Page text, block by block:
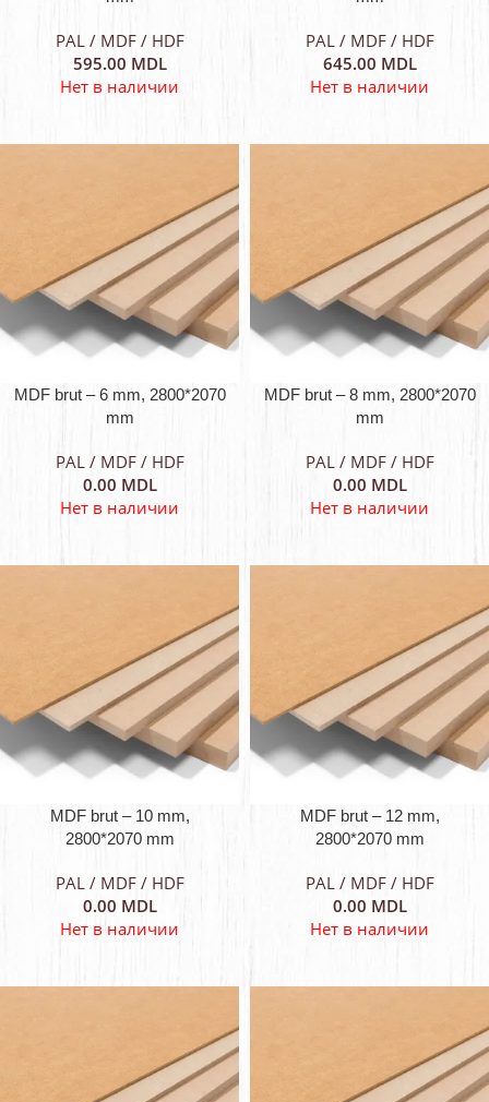
PAL / MDF / HDF
595.00 MDL
Нет в наличии
PAL / MDF / HDF
645.00 MDL
Нет в наличии
MDF brut – 6 mm, 2800*2070
mm
PAL / MDF / HDF
0.00 MDL
Нет в наличии
MDF brut – 8 mm, 2800*2070
mm
PAL / MDF / HDF
0.00 MDL
Нет в наличии
MDF brut – 10 mm,
2800*2070 mm
PAL / MDF / HDF
0.00 MDL
Нет в наличии
MDF brut – 12 mm,
2800*2070 mm
PAL / MDF / HDF
0.00 MDL
Нет в наличии